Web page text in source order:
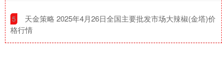
5
​天金策略 2025年4月26日全国主要批发市场大辣椒(金塔)价
格行情